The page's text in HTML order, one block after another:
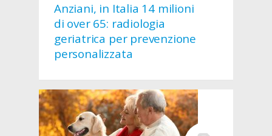
Anziani, in Italia 14 milioni
di over 65: radiologia
geriatrica per prevenzione
personalizzata